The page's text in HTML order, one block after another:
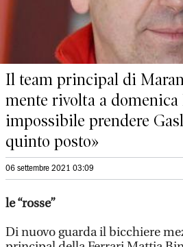
Il team principal di
mente rivolta a domenica
impossibile prendere
quinto posto»
06 settembre 2021 03:09
le “rosse”
Di nuovo guarda il bicchiere